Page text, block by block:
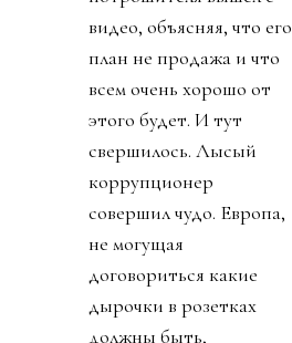
видео, объясняя, что его
план не продажа и что
всем очень хорошо от
этого будет. И тут
свершилось. Лысый
коррупционер
совершил чудо. Европа,
не могущая
договориться какие
дырочки в розетках
должны быть,